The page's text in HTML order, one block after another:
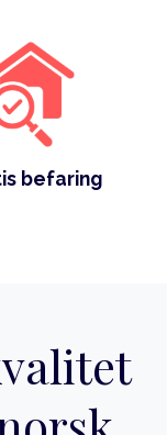
befaring